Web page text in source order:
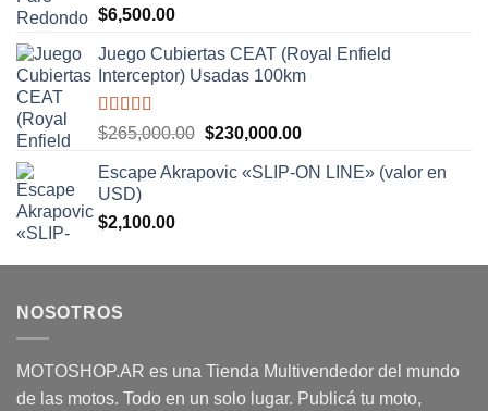
Valorado
con
5
$6,500.00
Juego Cubiertas CEAT (Royal Enfield
Interceptor) Usadas 100km
Valorado
5.00
5
$265,000.00 El
original
$230,000.00El
actual
Escape Akrapovic «SLIP-ON LINE» (valor en
USD)
$2,100.00
NOSOTROS
MOTOSHOP.AR es una Tienda Multivendedor del mundo
de las motos. Todo en un solo lugar. Publicá tu moto,